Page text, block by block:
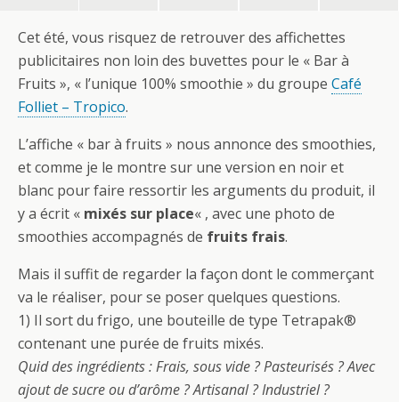
Cet été, vous risquez de retrouver des affichettes
publicitaires non loin des buvettes pour le « Bar à
Fruits », « l’unique 100% smoothie » du groupe Café
Folliet – Tropico.
L’affiche « bar à fruits » nous annonce des smoothies,
et comme je le montre sur une version en noir et
blanc pour faire ressortir les arguments du produit, il
y a écrit « mixés sur place« , avec une photo de
smoothies accompagnés de fruits frais.
Mais il suffit de regarder la façon dont le commerçant
va le réaliser, pour se poser quelques questions.
1) Il sort du frigo, une bouteille de type Tetrapak®
contenant une purée de fruits mixés.
Quid des ingrédients : Frais, sous vide ? Pasteurisés ? Avec
ajout de sucre ou d’arôme ? Artisanal ? Industriel ?